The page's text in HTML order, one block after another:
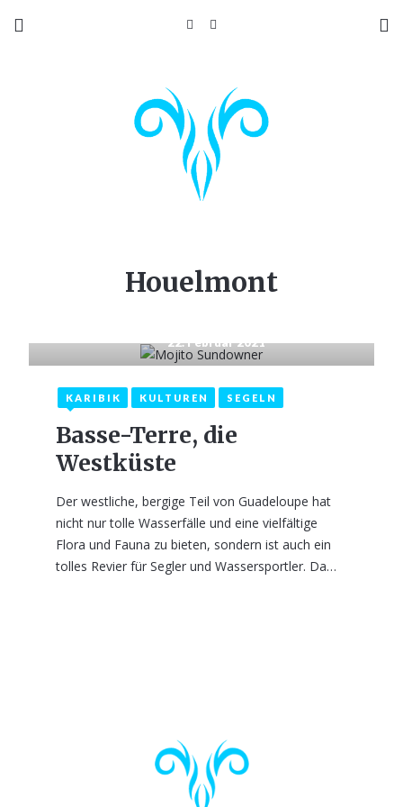
Houelmont
22. Februar 2021
KARIBIK KULTUREN SEGELN
Basse-Terre, die
Westküste
Der westliche, bergige Teil von Guadeloupe hat
nicht nur tolle Wasserfälle und eine vielfältige
Flora und Fauna zu bieten, sondern ist auch ein
tolles Revier für Segler und Wassersportler. Da…